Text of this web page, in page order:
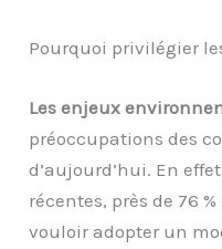
Pourquoi privilégier
Les enjeux
préoccupations des
d’aujourd’hui. En
récentes, près de 76
vouloir adopter un